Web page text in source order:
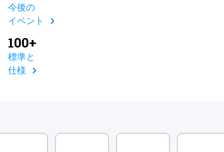
今後の
イベント
100+
標準と
仕様